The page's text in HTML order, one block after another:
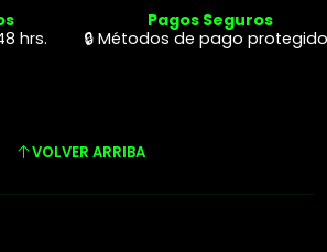
hrs.
Pagos Seguros
🔒 Métodos de pago
VOLVER ARRIBA